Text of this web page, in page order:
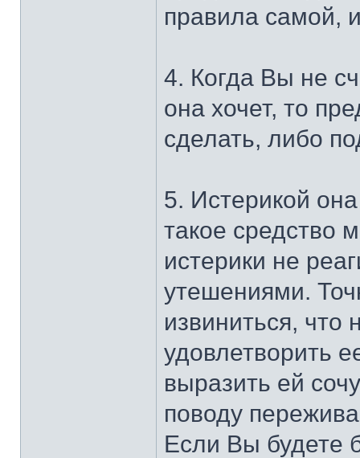
правила самой,
4. Когда Вы не
она хочет, то
сделать, либо
5. Истерикой
такое средство
истерики не
утешениями.
извиниться,
удовлетворить
выразить ей
поводу
Если Вы будете